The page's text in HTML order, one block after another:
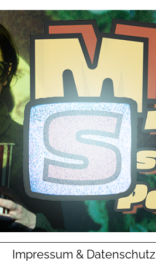
Impressum & Datenschutz